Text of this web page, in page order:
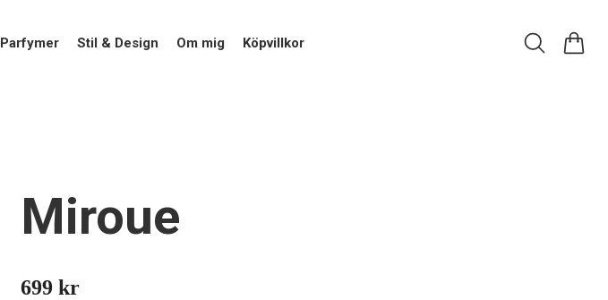
Parfymer Stil & Design Om mig Köpvillkor
Miroue
699 kr